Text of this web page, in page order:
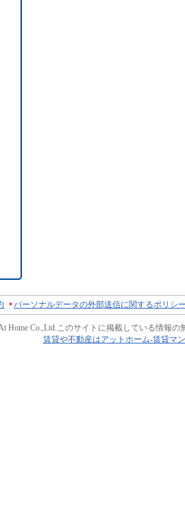
パーソナルデータの外部送信に関するポリシ
Home Co.,Ltd.このサイトに掲載している情報の
賃貸や不動産はアットホーム-賃貸マ